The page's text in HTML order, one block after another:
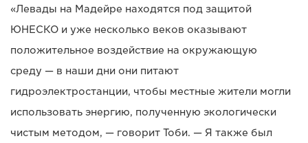
«Левады на Мадейре находятся под защитой
ЮНЕСКО и уже несколько веков оказывают
положительное воздействие на окружающую
среду — в наши дни они питают
гидроэлектростанции, чтобы местные жители могли
использовать энергию, полученную экологически
чистым методом, — говорит Тоби. — Я также был